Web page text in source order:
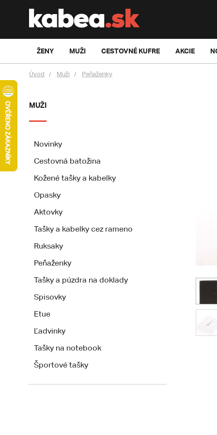
ŽENY MUŽI CESTOVNÉ KUFRE AKCIE
Úvod Muži Peňaženky
MUŽI
Novinky
Cestovná batožina
Kožené tašky a kabelky
Opasky
Aktovky
Tašky a kabelky cez rameno
Ruksaky
Peňaženky
Tašky a púzdra na doklady
Spisovky
Etue
Ľadvinky
Tašky na notebook
Športové tašky